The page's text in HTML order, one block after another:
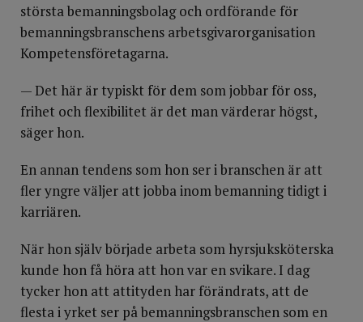
största bemanningsbolag och ordförande för
bemanningsbranschens arbetsgivarorganisation
Kompetensföretagarna.
— Det här är typiskt för dem som jobbar för oss,
frihet och flexibilitet är det man värderar högst,
säger hon.
En annan tendens som hon ser i branschen är att
fler yngre väljer att jobba inom bemanning tidigt i
karriären.
När hon själv började arbeta som hyrsjuksköterska
kunde hon få höra att hon var en svikare. I dag
tycker hon att attityden har förändrats, att de
flesta i yrket ser på bemanningsbranschen som en